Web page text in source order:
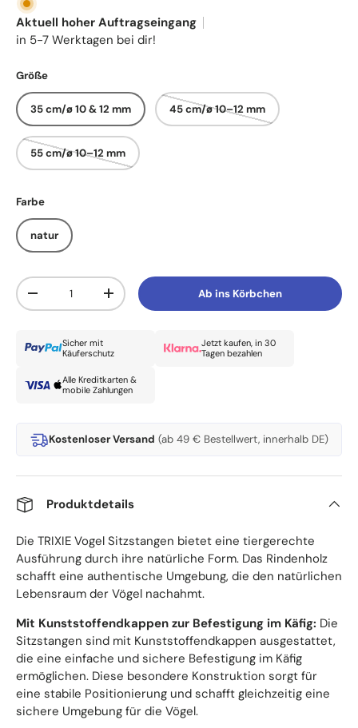
Aktuell hoher Auftragseingang
in 5-7 Werktagen bei dir!
Größe
35 cm/ø 10 & 12 mm 45 cm/ø 10–12 mm
55 cm/ø 10–12 mm
Farbe
natur
Anzahl
Menge verringernMenge erhöhen Ab ins Körbchen
Sicher mit
Käuferschutz
Jetzt kaufen, in 30
Tagen bezahlen
Alle Kreditkarten &
mobile Zahlungen
Kostenloser Versand (ab 49 € Bestellwert, innerhalb DE)
Produktdetails
Die TRIXIE Vogel Sitzstangen bietet eine tiergerechte
Ausführung durch ihre natürliche Form. Das Rindenholz
schafft eine authentische Umgebung, die den natürlichen
Lebensraum der Vögel nachahmt.
Mit Kunststoffendkappen zur Befestigung im Käfig: Die
Sitzstangen sind mit Kunststoffendkappen ausgestattet,
die eine einfache und sichere Befestigung im Käfig
ermöglichen. Diese besondere Konstruktion sorgt für
eine stabile Positionierung und schafft gleichzeitig eine
sichere Umgebung für die Vögel.